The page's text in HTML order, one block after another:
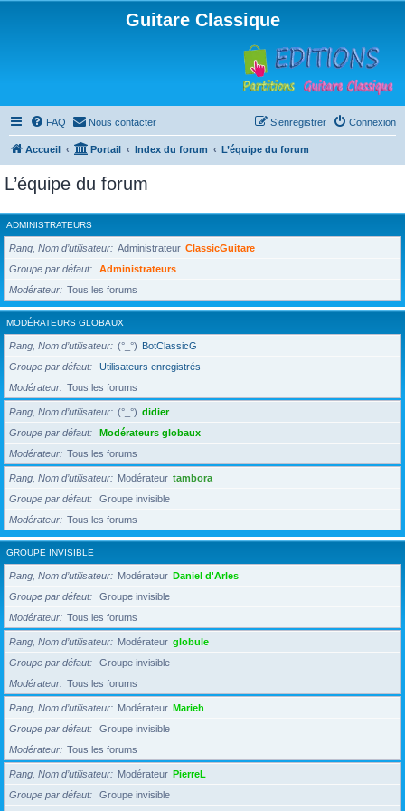
Guitare Classique
FAQ Nous contacter Connexion
S’enregistrer
Accueil Portail Index du forum L’équipe du forum
L’équipe du forum
ADMINISTRATEURS
Rang, Nom d’utilisateur Administrateur ClassicGuitare
Groupe par défaut
Administrateurs
Modérateur
Tous les forums
MODÉRATEURS GLOBAUX
Rang, Nom d’utilisateur (°_°) BotClassicG
Groupe par défaut
Utilisateurs enregistrés
Modérateur
Tous les forums
Rang, Nom d’utilisateur (°_°) didier
Groupe par défaut
Modérateurs globaux
Modérateur
Tous les forums
Rang, Nom d’utilisateur Modérateur tambora
Groupe par défaut
Groupe invisible
Modérateur
Tous les forums
GROUPE INVISIBLE
Rang, Nom d’utilisateur Modérateur Daniel d'Arles
Groupe par défaut
Groupe invisible
Modérateur
Tous les forums
Rang, Nom d’utilisateur Modérateur globule
Groupe par défaut
Groupe invisible
Modérateur
Tous les forums
Rang, Nom d’utilisateur Modérateur Marieh
Groupe par défaut
Groupe invisible
Modérateur
Tous les forums
Rang, Nom d’utilisateur Modérateur PierreL
Groupe par défaut
Groupe invisible